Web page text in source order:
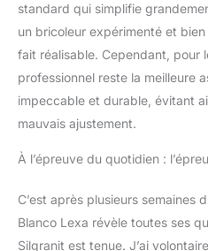
standard qui simplifie
un bricoleur expérimenté et
fait réalisable. Cependant, pour
professionnel reste la meilleure
impeccable et durable, évitant
mauvais ajustement.
À l’épreuve du quotidien :
C’est après plusieurs semaines
Blanco Lexa révèle toutes ses
Silgranit est tenue. J’ai